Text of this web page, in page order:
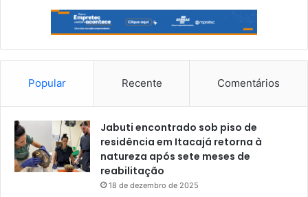
Popular Recente Comentários
Jabuti encontrado sob piso de
residência em Itacajá retorna à
natureza após sete meses de
reabilitação
18 de dezembro de 2025